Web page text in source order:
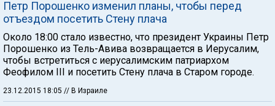
Петр Порошенко изменил планы, чтобы перед
отъездом посетить Стену плача
Около 18:00 стало известно, что президент Украины Петр
Порошенко из Тель-Авива возвращается в Иерусалим,
чтобы встретиться с иерусалимским патриархом
Феофилом III и посетить Стену плача в Старом городе.
23.12.2015 18:05 // В Израиле